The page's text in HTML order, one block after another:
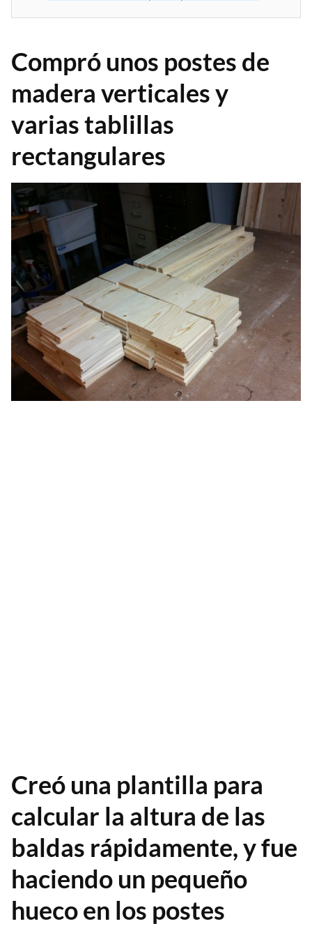
Compró unos postes de
madera verticales y
varias tablillas
rectangulares
Creó una plantilla para
calcular la altura de las
baldas rápidamente, y fue
haciendo un pequeño
hueco en los postes